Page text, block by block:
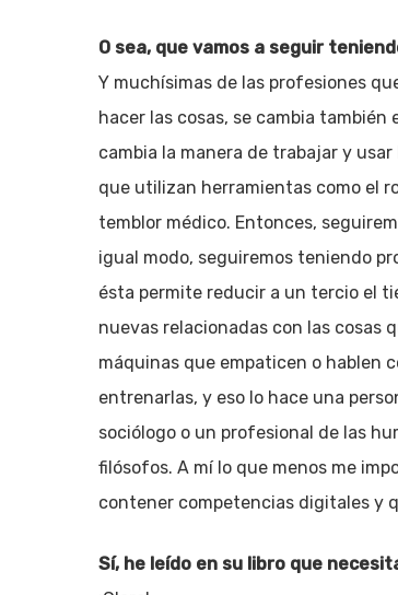
O sea, que vamos a seguir
Y muchísimas de las profesiones
hacer las cosas, se cambia
cambia la manera de trabajar y
que utilizan herramientas como el
temblor médico. Entonces,
igual modo, seguiremos teniendo
ésta permite reducir a un tercio el
nuevas relacionadas con las cosas
máquinas que empaticen o hablen
entrenarlas, y eso lo hace una
sociólogo o un profesional de las
filósofos. A mí lo que menos me
contener competencias digitales y
Sí, he leído en su libro que